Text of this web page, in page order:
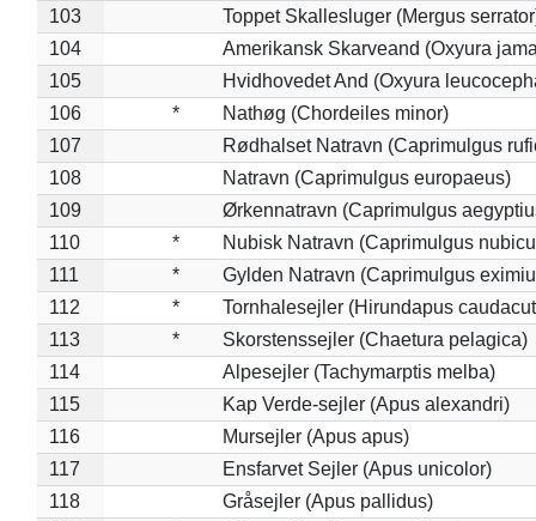
103
Toppet Skallesluger (Mergus
104
Amerikansk Skarveand (Oxyura
105
Hvidhovedet And (Oxyura
106
*
Nathøg (Chordeiles minor)
107
Rødhalset Natravn (Caprimulgus
108
Natravn (Caprimulgus europaeus)
109
Ørkennatravn (Caprimulgus
110
*
Nubisk Natravn (Caprimulgus
111
*
Gylden Natravn (Caprimulgus
112
*
Tornhalesejler (Hirundapus
113
*
Skorstenssejler (Chaetura pelagica)
114
Alpesejler (Tachymarptis melba)
115
Kap Verde-sejler (Apus alexandri)
116
Mursejler (Apus apus)
117
Ensfarvet Sejler (Apus unicolor)
118
Gråsejler (Apus pallidus)